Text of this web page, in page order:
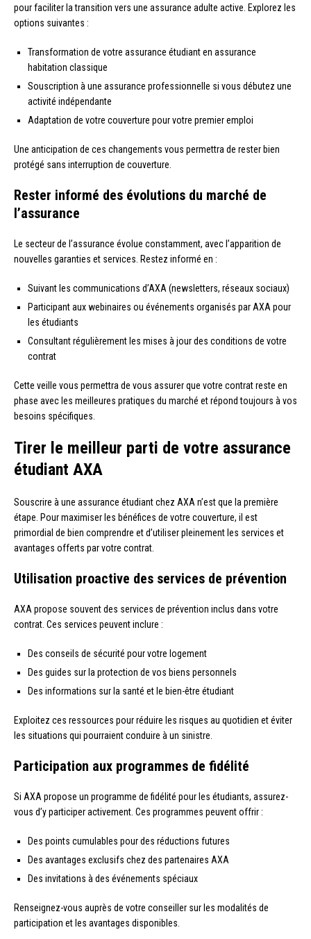
pour faciliter la transition vers une assurance adulte active. Explorez les
options suivantes :
Transformation de votre assurance étudiant en assurance
habitation classique
Souscription à une assurance professionnelle si vous débutez une
activité indépendante
Adaptation de votre couverture pour votre premier emploi
Une anticipation de ces changements vous permettra de rester bien
protégé sans interruption de couverture.
Rester informé des évolutions du marché de
l’assurance
Le secteur de l’assurance évolue constamment, avec l’apparition de
nouvelles garanties et services. Restez informé en :
Suivant les communications d’AXA (newsletters, réseaux sociaux)
Participant aux webinaires ou événements organisés par AXA pour
les étudiants
Consultant régulièrement les mises à jour des conditions de votre
contrat
Cette veille vous permettra de vous assurer que votre contrat reste en
phase avec les meilleures pratiques du marché et répond toujours à vos
besoins spécifiques.
Tirer le meilleur parti de votre assurance
étudiant AXA
Souscrire à une assurance étudiant chez AXA n’est que la première
étape. Pour maximiser les bénéfices de votre couverture, il est
primordial de bien comprendre et d’utiliser pleinement les services et
avantages offerts par votre contrat.
Utilisation proactive des services de prévention
AXA propose souvent des services de prévention inclus dans votre
contrat. Ces services peuvent inclure :
Des conseils de sécurité pour votre logement
Des guides sur la protection de vos biens personnels
Des informations sur la santé et le bien-être étudiant
Exploitez ces ressources pour réduire les risques au quotidien et éviter
les situations qui pourraient conduire à un sinistre.
Participation aux programmes de fidélité
Si AXA propose un programme de fidélité pour les étudiants, assurez-
vous d’y participer activement. Ces programmes peuvent offrir :
Des points cumulables pour des réductions futures
Des avantages exclusifs chez des partenaires AXA
Des invitations à des événements spéciaux
Renseignez-vous auprès de votre conseiller sur les modalités de
participation et les avantages disponibles.